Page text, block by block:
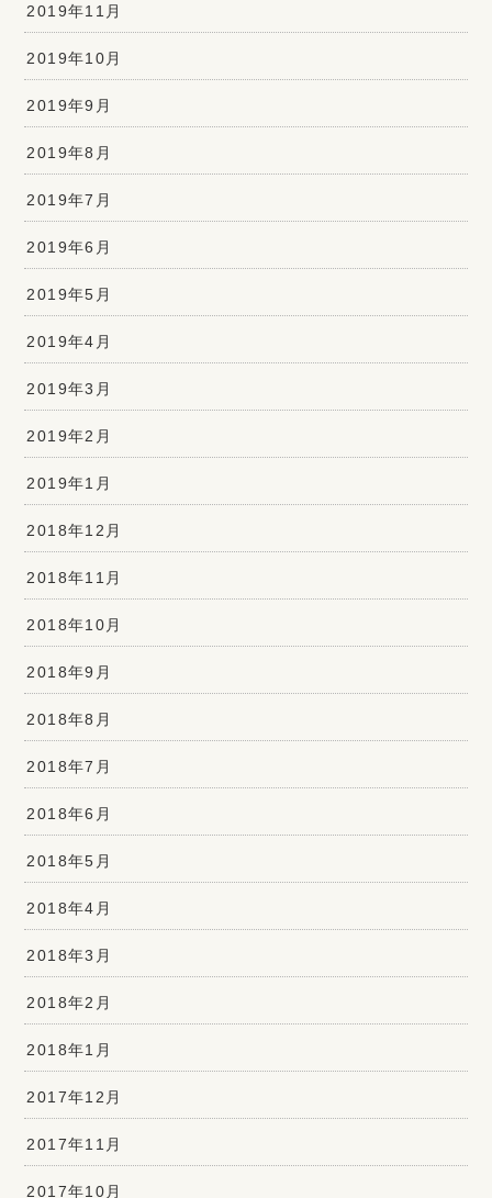
2019年11月
2019年10月
2019年9月
2019年8月
2019年7月
2019年6月
2019年5月
2019年4月
2019年3月
2019年2月
2019年1月
2018年12月
2018年11月
2018年10月
2018年9月
2018年8月
2018年7月
2018年6月
2018年5月
2018年4月
2018年3月
2018年2月
2018年1月
2017年12月
2017年11月
2017年10月